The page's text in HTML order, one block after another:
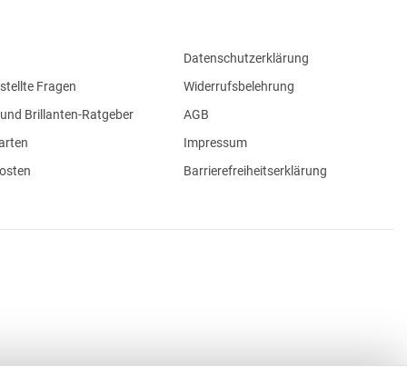
Fragen
Brillanten-Ratgeber
Datenschutzerklärung
Widerrufsbelehrung
AGB
Impressum
Barrierefreiheitserklärung